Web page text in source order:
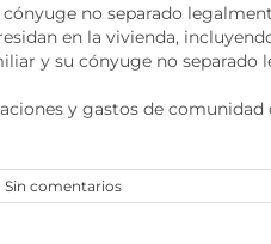
no separado
en la vivienda,
y su cónyuge no separado
y gastos de comunidad
Sin comentarios